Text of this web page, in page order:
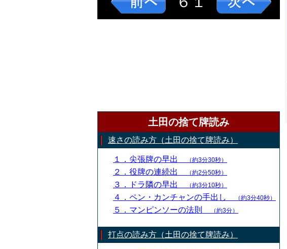
土田の捨て牌読み
速さの読み方（土田の捨て牌読み）
１．尖張牌の早出 （約3分30秒）
２．役牌の連続出 （約2分50秒）
３．ドラ隣の早出 （約3分10秒）
４．ペン・カンチャンの手出し （約3分40秒）
５．マンピンソーの法則 （約3分）
打点の読み方（土田の捨て牌読み）